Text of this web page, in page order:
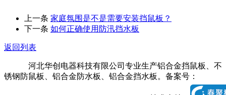
上一条 家庭氛围是不是需要安装挡鼠板？
下一条 如何正确使用防汛挡水板
返回列表
河北华创电器科技有限公司专业生产铝合金挡鼠板、不
锈钢防鼠板、铝合金防水板、铝合金挡水板。备案号：